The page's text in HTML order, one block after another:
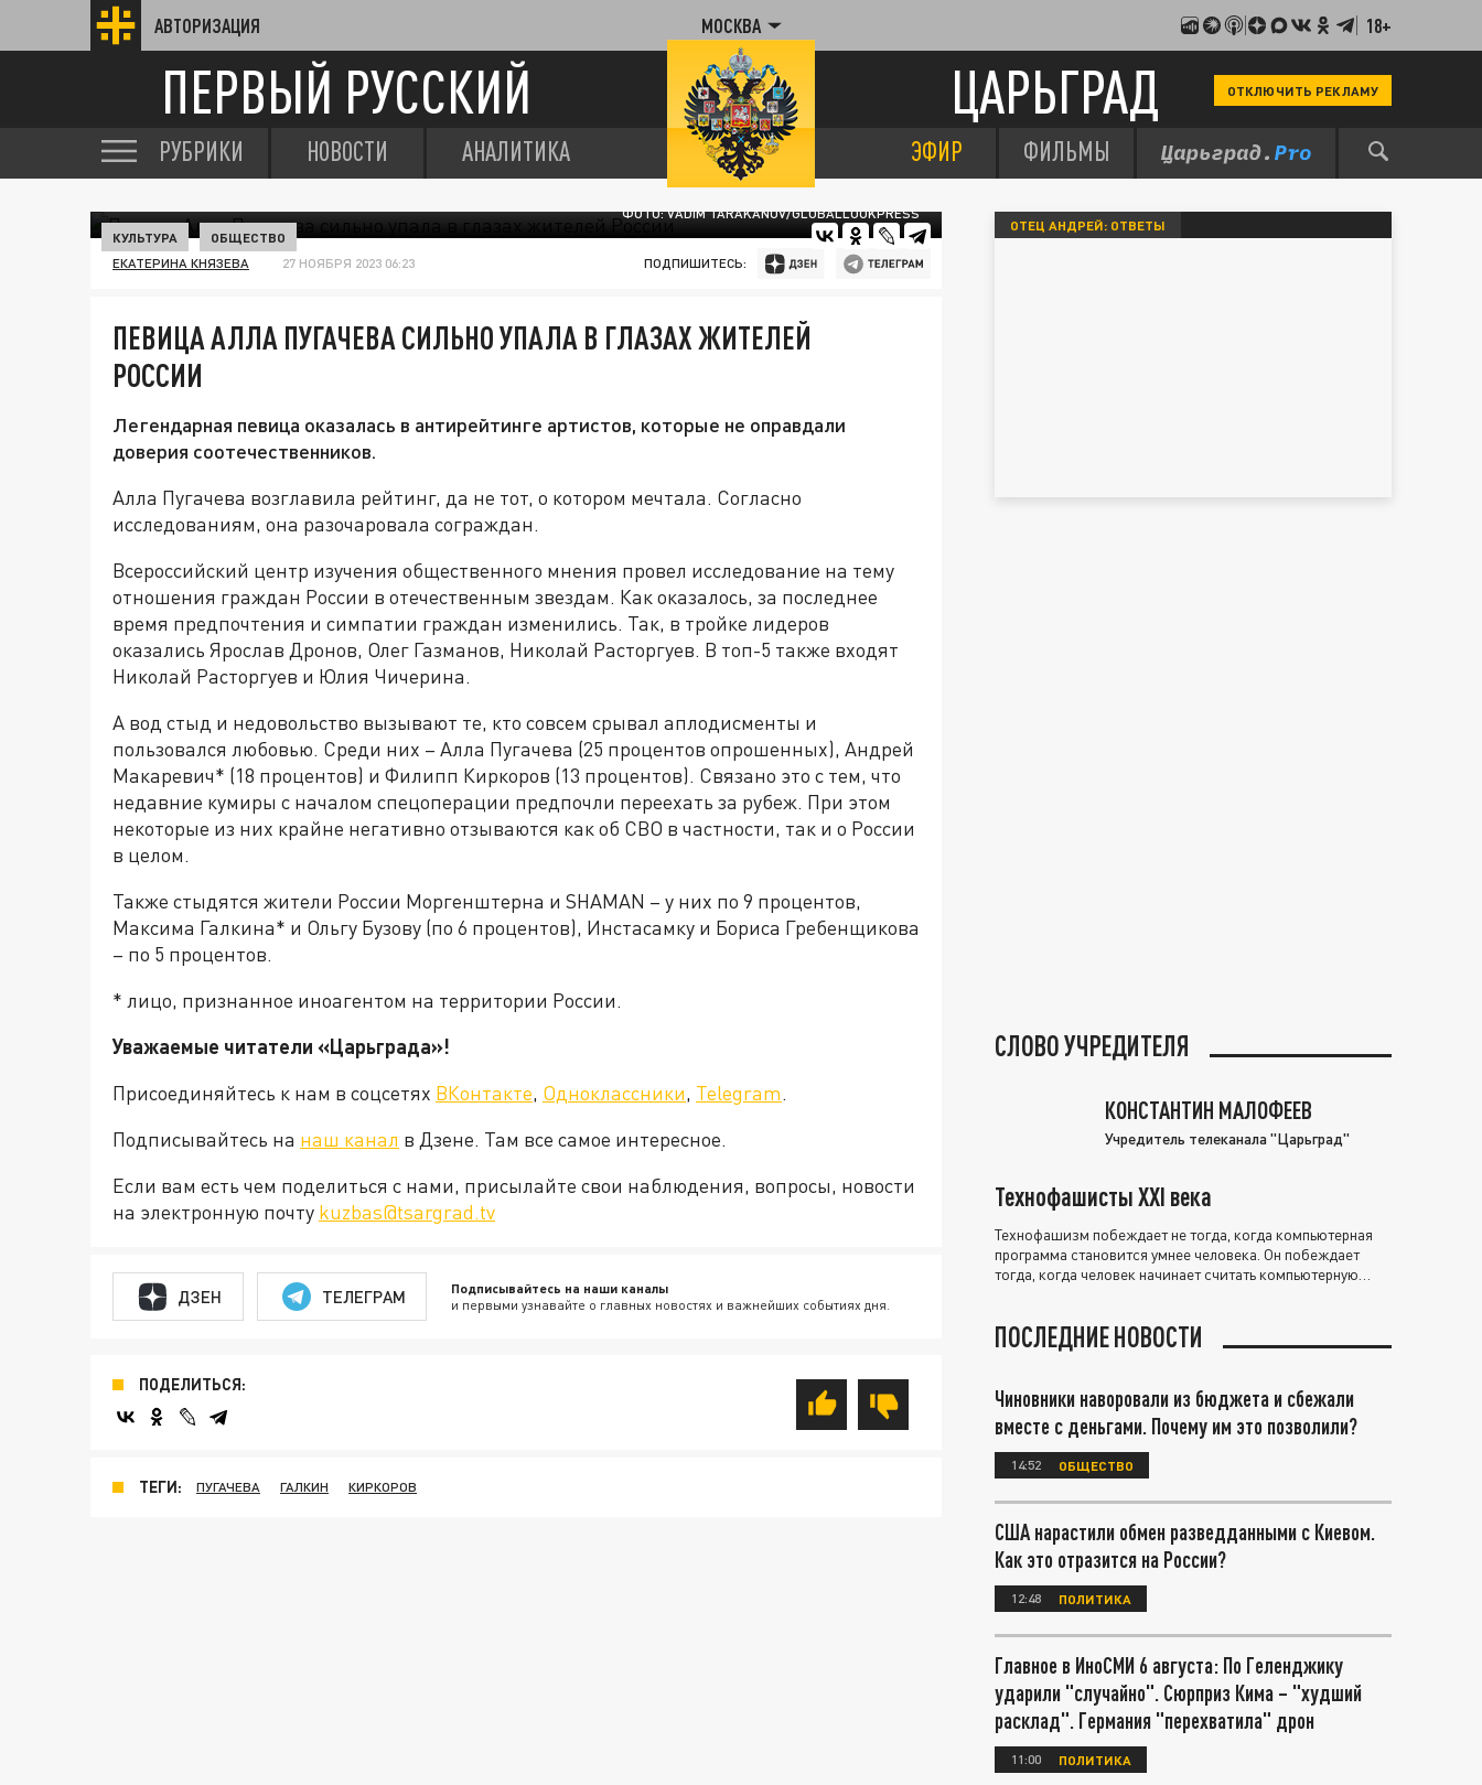
АВТОРИЗАЦИЯ МОСКВА 18+
ПЕРВЫЙ РУССКИЙ ЦАРЬГРАД ОТКЛЮЧИТЬ РЕКЛАМУ
РУБРИКИ НОВОСТИ АНАЛИТИКА ЭФИР ФИЛЬМЫ
ФОТО: VADIM TARAKANOV/GLOBALLOOKPRESS
КУЛЬТУРА ОБЩЕСТВО
ЕКАТЕРИНА КНЯЗЕВА 27 НОЯБРЯ 2023 06:23 ПОДПИШИТЕСЬ:
ПЕВИЦА АЛЛА ПУГАЧЕВА СИЛЬНО УПАЛА В ГЛАЗАХ ЖИТЕЛЕЙ
РОССИИ
Легендарная певица оказалась в антирейтинге артистов, которые не оправдали
доверия соотечественников.
Алла Пугачева возглавила рейтинг, да не тот, о котором мечтала. Согласно
исследованиям, она разочаровала сограждан.
Всероссийский центр изучения общественного мнения провел исследование на тему
отношения граждан России в отечественным звездам. Как оказалось, за последнее
время предпочтения и симпатии граждан изменились. Так, в тройке лидеров
оказались Ярослав Дронов, Олег Газманов, Николай Расторгуев. В топ-5 также входят
Николай Расторгуев и Юлия Чичерина.
А вод стыд и недовольство вызывают те, кто совсем срывал аплодисменты и
пользовался любовью. Среди них – Алла Пугачева (25 процентов опрошенных), Андрей
Макаревич* (18 процентов) и Филипп Киркоров (13 процентов). Связано это с тем, что
недавние кумиры с началом спецоперации предпочли переехать за рубеж. При этом
некоторые из них крайне негативно отзываются как об СВО в частности, так и о России
в целом.
Также стыдятся жители России Моргенштерна и SHAMAN – у них по 9 процентов,
Максима Галкина* и Ольгу Бузову (по 6 процентов), Инстасамку и Бориса Гребенщикова
– по 5 процентов.
* лицо, признанное иноагентом на территории России.
Уважаемые читатели «Царьграда»!
Присоединяйтесь к нам в соцсетях ВКонтакте, Одноклассники, Telegram.
Подписывайтесь на наш канал в Дзене. Там все самое интересное.
Если вам есть чем поделиться с нами, присылайте свои наблюдения, вопросы, новости
на электронную почту kuzbas@tsargrad.tv
ДЗЕН ТЕЛЕГРАМ Подписывайтесь на наши каналы
и первыми узнавайте о главных новостях и важнейших событиях дня.
ПОДЕЛИТЬСЯ:
ТЕГИ: ПУГАЧЕВА ГАЛКИН КИРКОРОВ
ОТЕЦ АНДРЕЙ: ОТВЕТЫ
СЛОВО УЧРЕДИТЕЛЯ
КОНСТАНТИН МАЛОФЕЕВ
Учредитель телеканала "Царьград"
Технофашисты XXI века
Технофашизм побеждает не тогда, когда компьютерная
программа становится умнее человека. Он побеждает
тогда, когда человек начинает считать компьютерную
ПОСЛЕДНИЕ НОВОСТИ
Чиновники наворовали из бюджета и сбежали
вместе с деньгами. Почему им это позволили?
14:52 ОБЩЕСТВО
США нарастили обмен разведданными с Киевом.
Как это отразится на России?
12:48 ПОЛИТИКА
Главное в ИноСМИ 6 августа: По Геленджику
ударили "случайно". Сюрприз Кима – "худший
расклад". Германия "перехватила" дрон
11:00 ПОЛИТИКА